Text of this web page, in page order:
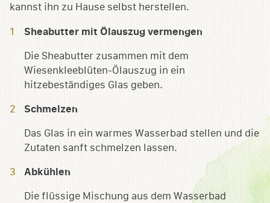
kannst ihn zu Hause selbst herstellen.
Sheabutter mit Ölauszug vermengen
Die Sheabutter zusammen mit dem
Wiesenkleeblüten-Ölauszug in ein
hitzebeständiges Glas geben.
Schmelzen
Das Glas in ein warmes Wasserbad stellen und die
Zutaten sanft schmelzen lassen.
Abkühlen
Die flüssige Mischung aus dem Wasserbad